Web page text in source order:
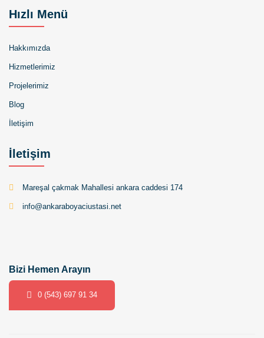
Hızlı Menü
Hakkımızda
Hizmetlerimiz
Projelerimiz
Blog
İletişim
İletişim
Mareşal çakmak Mahallesi ankara caddesi 174
info@ankaraboyaciustasi.net
Bizi Hemen Arayın
0 (543) 697 91 34